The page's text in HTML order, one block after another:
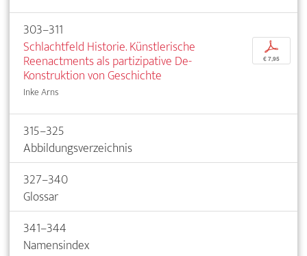
303–311
Schlachtfeld Historie. Künstlerische
Reenactments als partizipative De-
Konstruktion von Geschichte
Inke Arns
p
€ 7,95
315–325
Abbildungsverzeichnis
327–340
Glossar
341–344
Namensindex